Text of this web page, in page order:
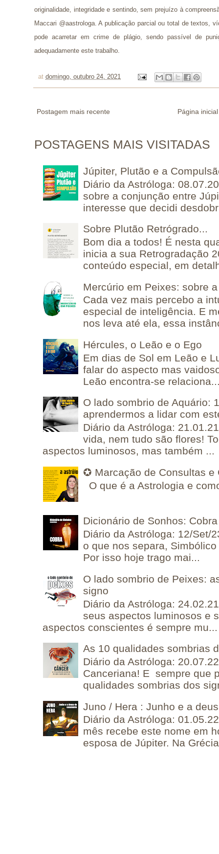
originalidade, integridade e sentindo, sem prejuízo à
Maccari @aastrologa. A publicação parcial ou total de textos,
pode acarretar em crime de plágio, sendo passível de
adequadamente este trabalho.
at domingo, outubro 24, 2021
Postagem mais recente Página inicial
POSTAGENS MAIS VISITADAS
Júpiter, Plutão e a
Diário da Astróloga:
sobre a conjunção entre
interesse que decidi
Sobre Plutão Retrógrado...
Bom dia a todos! É nesta
inicia a sua Retrogradação
conteúdo especial, em
Mercúrio em Peixes: sobre
Cada vez mais percebo a
especial de inteligência. E
nos leva até ela, essa
Hércules, o Leão e o Ego
Em dias de Sol em Leão e
falar do aspecto mas
Leão encontra-se
O lado sombrio de Aquário:
aprendermos a lidar com
Diário da Astróloga:
vida, nem tudo são flores!
aspectos luminosos, mas também ...
✪ Marcação de Consultas e
O que é a Astrologia e
Dicionário de Sonhos: Cobra
Diário da Astróloga: 12/Set/
o que nos separa,
Por isso hoje trago mai...
O lado sombrio de Peixes:
signo
Diário da Astróloga:
seus aspectos luminosos e
aspectos conscientes é sempre mu...
As 10 qualidades sombrias
Diário da Astróloga:
Canceriana! E sempre que
qualidades sombrias dos
Juno / Hera : Junho e a
Diário da Astróloga:
mês recebe este nome em
esposa de Júpiter. Na